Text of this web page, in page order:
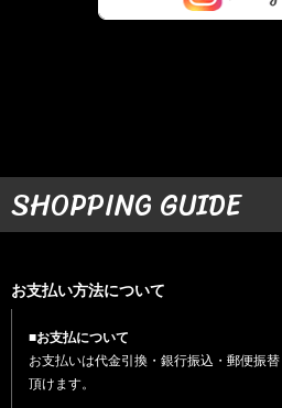
SHOPPING GUIDE
お支払い方法について
■お支払について
お支払いは代金引換・銀行振込・郵便振
頂けます。